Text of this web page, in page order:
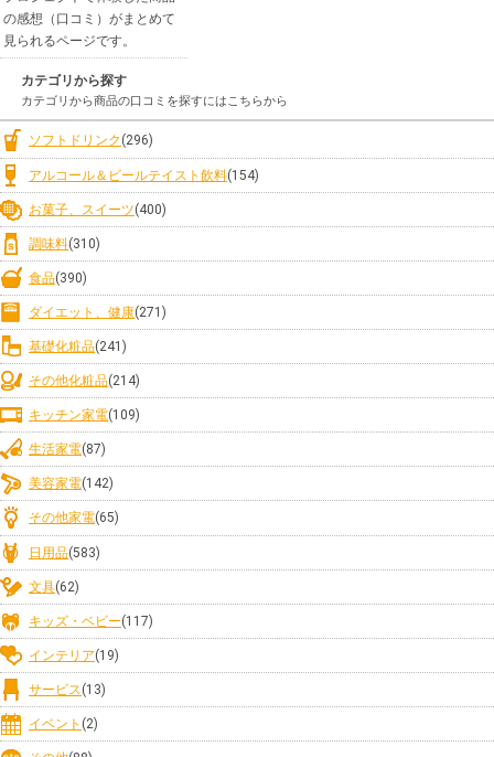
の感想（口コミ）がまとめて
見られるページです。
カテゴリから探す
カテゴリから商品の口コミを探すにはこちらから
ソフトドリンク (296)
アルコール＆ビールテイスト飲料(154)
お菓子、スイーツ(400)
調味料(310)
食品(390)
ダイエット、健康(271)
基礎化粧品(241)
その他化粧品(214)
キッチン家電(109)
生活家電(87)
美容家電(142)
その他家電(65)
日用品(583)
文具(62)
キッズ・ベビー(117)
インテリア(19)
サービス(13)
イベント (2)